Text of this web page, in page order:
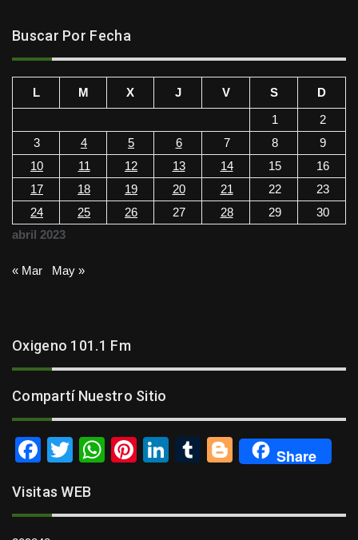
Buscar Por Fecha
abril 2023
L M X J V S
D
1
2
3
4 5 6 7 8
9
10
11 12 13 14 15
16
17
18 19 20 21 22
23
24
25 26 27 28 29 30
« Mar May »
Oxigeno 101.1 Fm
Compartí Nuestro Sitio
F
c
e
T
tt
er
W
s
Pi
e
Li
e
T
bl
Bl
g
Share
Visitas WEB